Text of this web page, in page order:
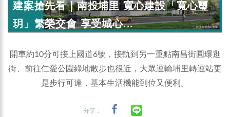
建案搶先看｜南投埔里 寬心建設「寬心璽
玥」繁榮交會 享受城心...
開車約10分可接上國道6號，接軌到另一重點南昌街圓環逛
街、前往仁愛公園綠地散步也很近，大眾運輸埔里轉運站更
是步行可達，基本生活機能到位又便利。
分享：